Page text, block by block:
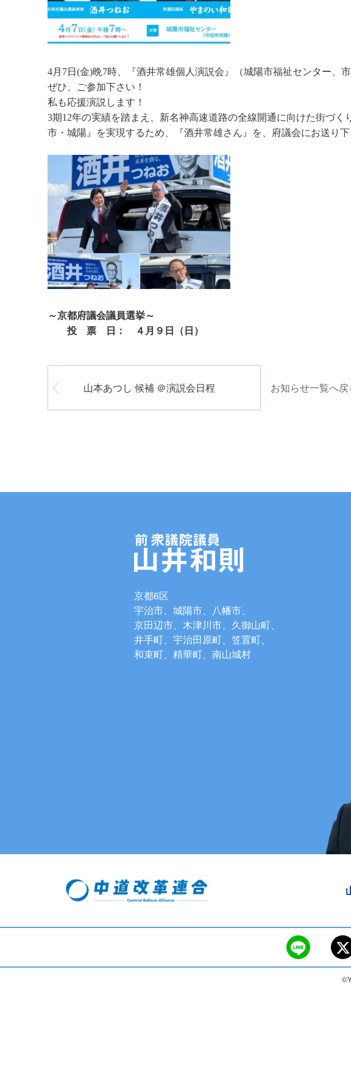
4月7日(金)晩7時、『酒井常雄個人演説会』（城陽市福祉センター、
ぜひ、ご参加下さい！
私も応援演説します！
3期12年の実績を踏まえ、新名神高速道路の全線開通に向けた街づ
市・城陽』を実現するため、『酒井常雄さん』を、府議会にお送り下
～京都府議会議員選挙～
投 票 日： ４月９日（日）
山本あつし 候補 ＠演説会日程 お知らせ一覧へ戻
京都6区
宇治市、城陽市、八幡市、
京田辺市、木津川市、久御山町、
井手町、宇治田原町、笠置町、
和束町、精華町、南山城村